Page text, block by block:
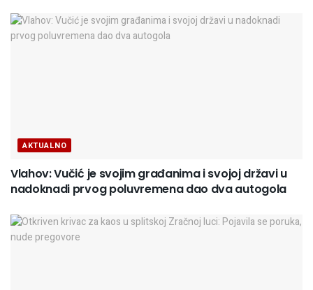
AKTUALNO
Vlahov: Vučić je svojim građanima i svojoj državi u
nadoknadi prvog poluvremena dao dva autogola